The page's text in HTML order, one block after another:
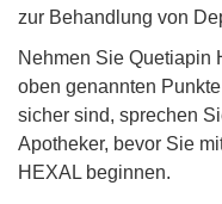
zur Behandlung von
Nehmen Sie Quetiapin
oben genannten
sicher sind, sprechen
Apotheker, bevor Sie
HEXAL beginnen.